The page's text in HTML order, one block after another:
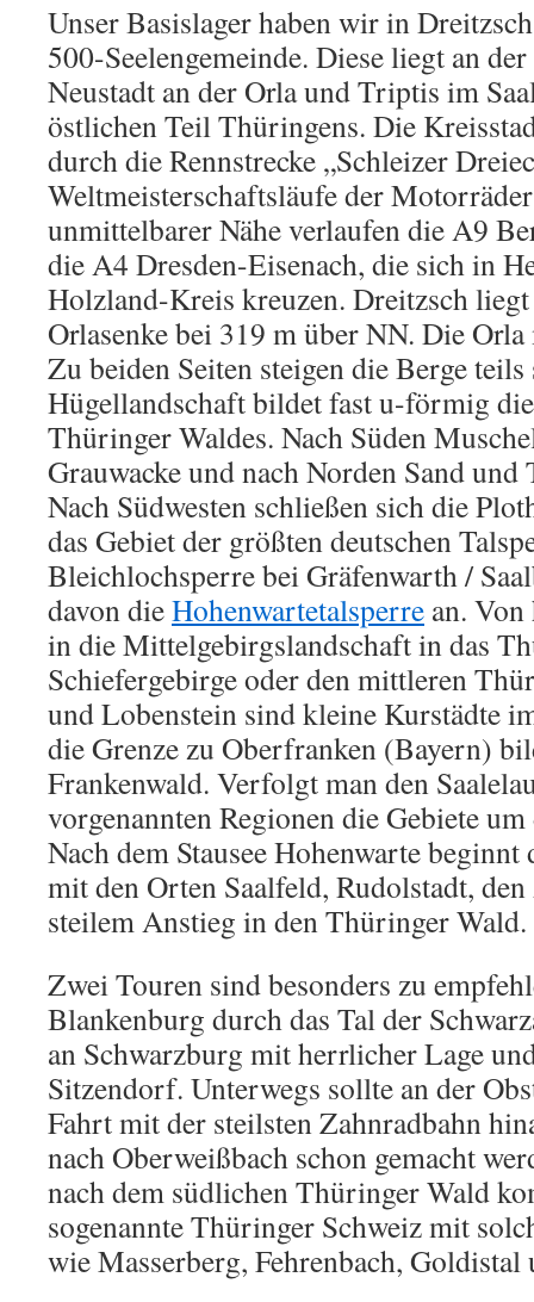
Unser Basislager haben wir in
500-Seelengemeinde. Diese liegt an
Neustadt an der Orla und Triptis im
östlichen Teil Thüringens. Die
durch die Rennstrecke „Schleizer
Weltmeisterschaftsläufe der
unmittelbarer Nähe verlaufen die A9
die A4 Dresden-Eisenach, die sich in
Holzland-Kreis kreuzen. Dreitzsch
Orlasenke bei 319 m über NN. Die
Zu beiden Seiten steigen die Berge
Hügellandschaft bildet fast u-förmig
Thüringer Waldes. Nach Süden
Grauwacke und nach Norden Sand
Nach Südwesten schließen sich die
das Gebiet der größten deutschen
Bleichlochsperre bei Gräfenwarth /
davon dieHohenwartetalsperre an.
in die Mittelgebirgslandschaft in das
Schiefergebirge oder den mittleren
und Lobenstein sind kleine Kurstädte
die Grenze zu Oberfranken (Bayern)
Frankenwald. Verfolgt man den
vorgenannten Regionen die Gebiete um
Nach dem Stausee Hohenwarte
mit den Orten Saalfeld, Rudolstadt,
steilem Anstieg in den Thüringer Wald.
Zwei Touren sind besonders zu
Blankenburg durch das Tal der
an Schwarzburg mit herrlicher Lage
Sitzendorf. Unterwegs sollte an der
Fahrt mit der steilsten Zahnradbahn
nach Oberweißbach schon gemacht
nach dem südlichen Thüringer Wald
sogenannte Thüringer Schweiz mit
wie Masserberg, Fehrenbach,